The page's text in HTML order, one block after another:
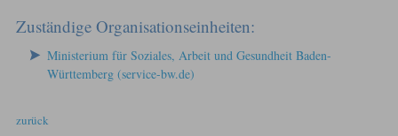
Zuständige Organisationseinheiten:
Ministerium für Soziales, Arbeit und Gesundheit Baden-
Württemberg (service-bw.de)
zurück